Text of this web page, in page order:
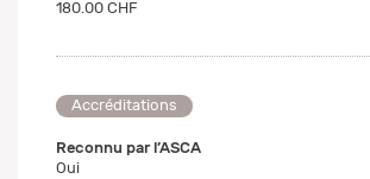
180.00 CHF
Accréditations
Reconnu par l’ASCA
Oui